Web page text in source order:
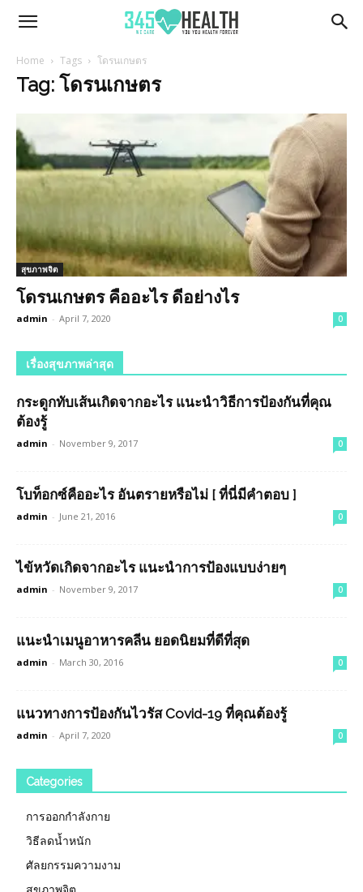
345Health
Home Tags โดรนเกษตร
Tag: โดรนเกษตร
สุขภาพจิต
โดรนเกษตร คืออะไร ดีอย่างไร
admin - April 7, 2020 0
เรื่องสุขภาพล่าสุด
กระดูกทับเส้นเกิดจากอะไร แนะนำวิธีการป้องกันที่คุณ
ต้องรู้
admin - November 9, 2017 0
โบท็อกซ์คืออะไร อันตรายหรือไม่ [ ที่นี่มีคำตอบ ]
admin - June 21, 2016 0
ไข้หวัดเกิดจากอะไร แนะนำการป้องแบบง่ายๆ
admin - November 9, 2017 0
แนะนำเมนูอาหารคลีน ยอดนิยมที่ดีที่สุด
admin - March 30, 2016 0
แนวทางการป้องกันไวรัส Covid-19 ที่คุณต้องรู้
admin - April 7, 2020 0
Categories
การออกกำลังกาย
วิธีลดน้ำหนัก
ศัลยกรรมความงาม